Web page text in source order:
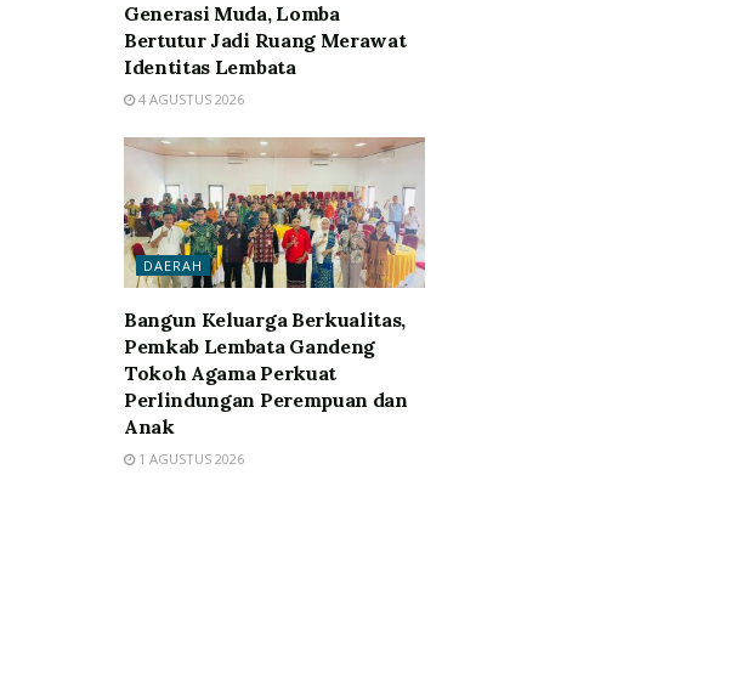
Generasi Muda, Lomba
Bertutur Jadi Ruang Merawat
Identitas Lembata
4 AGUSTUS 2026
DAERAH
Bangun Keluarga Berkualitas,
Pemkab Lembata Gandeng
Tokoh Agama Perkuat
Perlindungan Perempuan dan
Anak
1 AGUSTUS 2026